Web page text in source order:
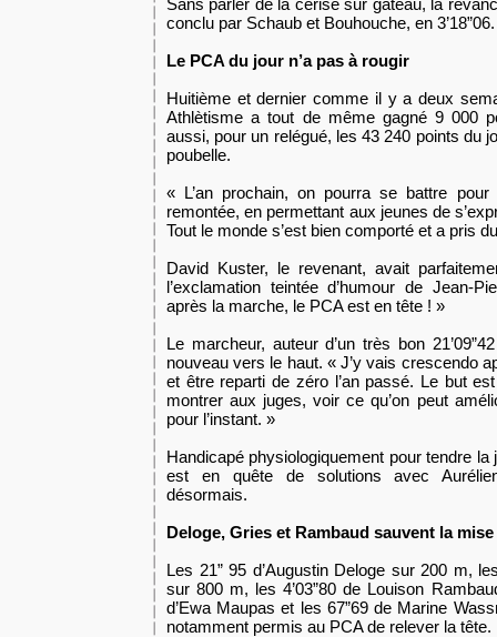
Sans parler de la cerise sur gâteau, la
conclu par Schaub et Bouhouche, en 3’18”06.
Le PCA du jour n’a pas à rougir
Huitième et dernier comme il y a deux
Athlètisme a tout de même gagné 9 000
aussi, pour un relégué, les 43 240 points du
poubelle.
« L’an prochain, on pourra se battre
remontée, en permettant aux jeunes de
Tout le monde s’est bien comporté et a pris
David Kuster, le revenant, avait
l’exclamation teintée d’humour de Jean-
après la marche, le PCA est en tête ! »
Le marcheur, auteur d’un très bon
nouveau vers le haut. « J’y vais crescendo
et être reparti de zéro l’an passé. Le but
montrer aux juges, voir ce qu’on peut
pour l’instant. »
Handicapé physiologiquement pour tendre
est en quête de solutions avec
désormais.
Deloge, Gries et Rambaud sauvent la mise
Les 21” 95 d’Augustin Deloge sur 200 m,
sur 800 m, les 4’03”80 de Louison
d’Ewa Maupas et les 67”69 de Marine
notamment permis au PCA de relever la tête.